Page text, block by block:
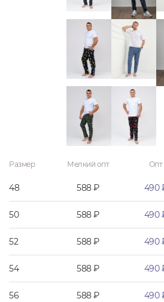
Размер Мелкий опт Опт
48 588 ₽ 490
50 588 ₽ 490
52 588 ₽ 490
54 588 ₽ 490
56 588 ₽ 490